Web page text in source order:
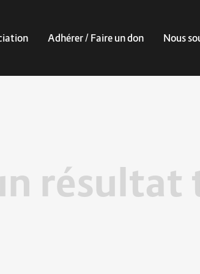
Adhérer / Faire un don Nous
résultat